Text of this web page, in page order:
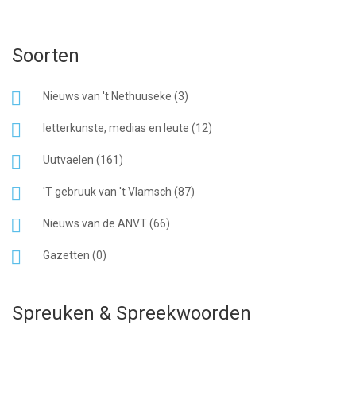
Soorten
Nieuws van 't Nethuuseke (3)
letterkunste, medias en leute (12)
Uutvaelen (161)
'T gebruuk van 't Vlamsch (87)
Nieuws van de ANVT (66)
Gazetten (0)
Spreuken & Spreekwoorden